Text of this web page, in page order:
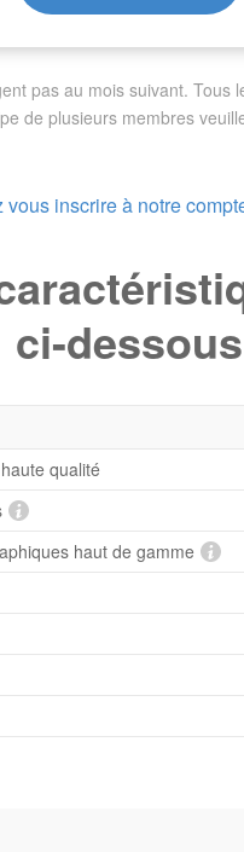
pas au mois suivant.
de plusieurs membres
inscrire à notre
ci-dessous
qualité
haut de gamme